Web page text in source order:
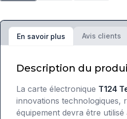
En savoir plus Avis clients
Description du
La carte électronique T124
innovations technologiques,
équipement devra être